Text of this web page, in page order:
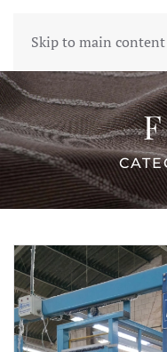
Skip to main content